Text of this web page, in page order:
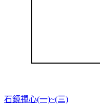
石鏡禪心(一)~(三)